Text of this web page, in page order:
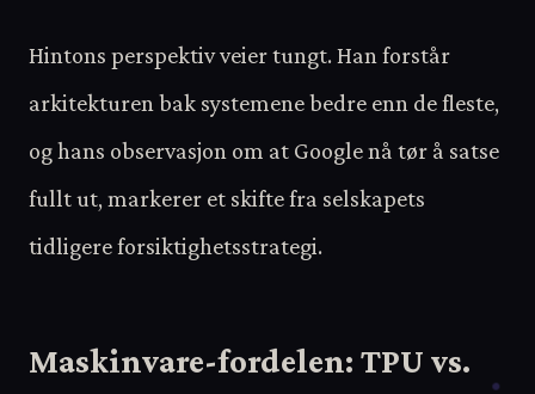
Hintons perspektiv veier tungt. Han forstår
arkitekturen bak systemene bedre enn de fleste,
og hans observasjon om at Google nå tør å satse
fullt ut, markerer et skifte fra selskapets
tidligere forsiktighetsstrategi.
Maskinvare-fordelen: TPU vs.